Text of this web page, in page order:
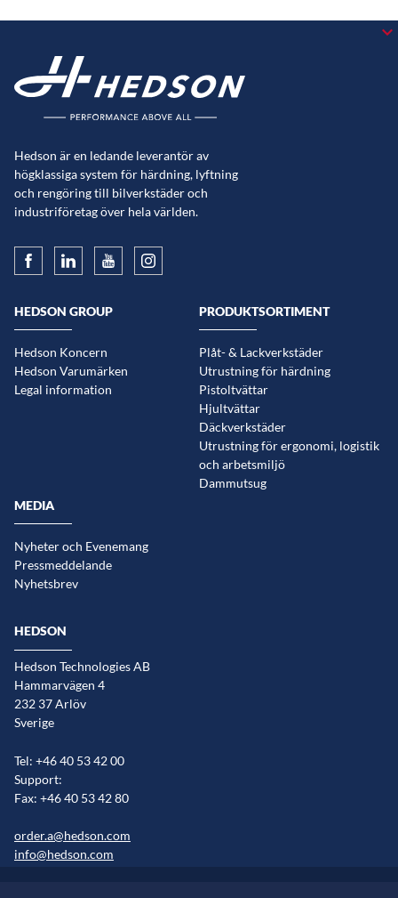
Hedson är en ledande leverantör av
högklassiga system för härdning, lyftning
och rengöring till bilverkstäder och
industriföretag över hela världen.
HEDSON GROUP
Hedson Koncern
Hedson Varumärken
Legal information
PRODUKTSORTIMENT
Plåt- & Lackverkstäder
Utrustning för härdning
Pistoltvättar
Hjultvättar
Däckverkstäder
Utrustning för ergonomi, logistik
och arbetsmiljö
Dammutsug
MEDIA
Nyheter och Evenemang
Pressmeddelande
Nyhetsbrev
HEDSON
Hedson Technologies AB
Hammarvägen 4
232 37 Arlöv
Sverige
Tel: +46 40 53 42 00
Support:
Fax: +46 40 53 42 80
order.a@hedson.com
info@hedson.com